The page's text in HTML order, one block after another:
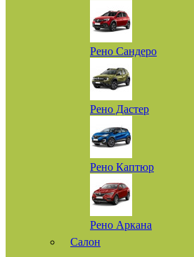
Рено Сандеро
Рено Дастер
Рено Каптюр
Рено Аркана
Салон